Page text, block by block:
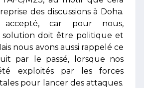
des discussions à Doha.
accepté, car pour nous,
solution doit être politique et
nous avons aussi rappelé ce
par le passé, lorsque nos
exploités par les forces
pour lancer des attaques.